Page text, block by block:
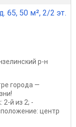
65, 50 м², 2/2 эт.
р-н
города —
из 2; -
центр